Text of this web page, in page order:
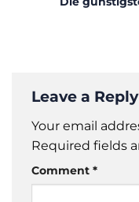
Leave a Reply
Your email
Required fields
Comment *